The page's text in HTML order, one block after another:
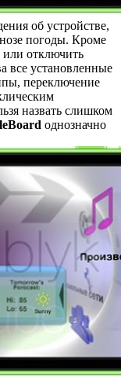
об устройстве,
погоды. Кроме
или отключить
все установленные
переключение
назвать слишком
однозначно